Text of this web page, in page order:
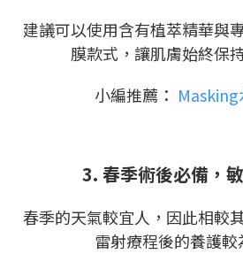
建議可以使用含有植萃精華與
膜款式，讓肌膚始終保
小編推薦：
3. 春季術後必備，
春季的天氣較宜人，因此相較
雷射療程後的養護較